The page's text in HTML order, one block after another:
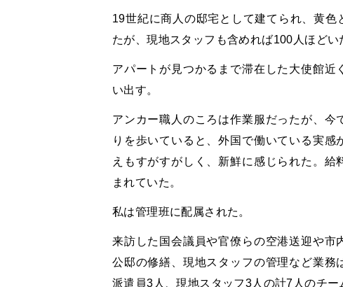
19世紀に商人の邸宅として建てられ、黄
たが、現地スタッフも含めれば100人ほどい
アパートが見つかるまで滞在した大使館
い出す。
アンカー職人のころは作業服だったが、
りを歩いていると、外国で働いている実
えもすがすがしく、新鮮に感じられた。
まれていた。
私は管理班に配属された。
来訪した国会議員や官僚らの空港送迎や
公邸の修繕、現地スタッフの管理など業務
派遣員3人、現地スタッフ3人の計7人のチー